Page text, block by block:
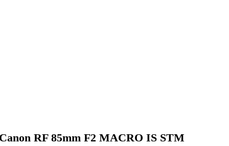
RF 85mm F2 MACRO IS STM